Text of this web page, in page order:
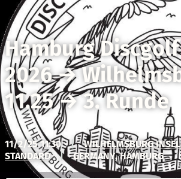
Hamburg
2026→
11.25→3. Runde
11/2/25 11:30 |
WILHELMSBURG
STANDARD
| GERMANY, HAMBURG